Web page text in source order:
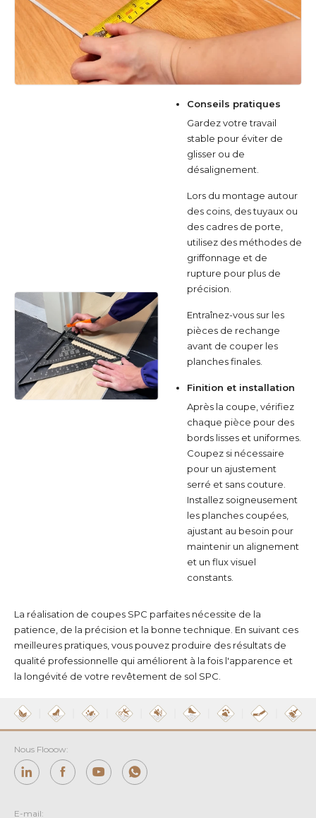
Conseils pratiques
Gardez votre travail
stable pour éviter de
glisser ou de
désalignement.
Lors du montage autour
des coins, des tuyaux ou
des cadres de porte,
utilisez des méthodes de
griffonnage et de
rupture pour plus de
précision.
Entraînez-vous sur les
pièces de rechange
avant de couper les
planches finales.
Finition et installation
Après la coupe, vérifiez
chaque pièce pour des
bords lisses et uniformes.
Coupez si nécessaire
pour un ajustement
serré et sans couture.
Installez soigneusement
les planches coupées,
ajustant au besoin pour
maintenir un alignement
et un flux visuel
constants.
La réalisation de coupes SPC parfaites nécessite de la
patience, de la précision et la bonne technique. En suivant ces
meilleures pratiques, vous pouvez produire des résultats de
qualité professionnelle qui améliorent à la fois l'apparence et
la longévité de votre revêtement de sol SPC.
Nous Flooow:
E-mail: